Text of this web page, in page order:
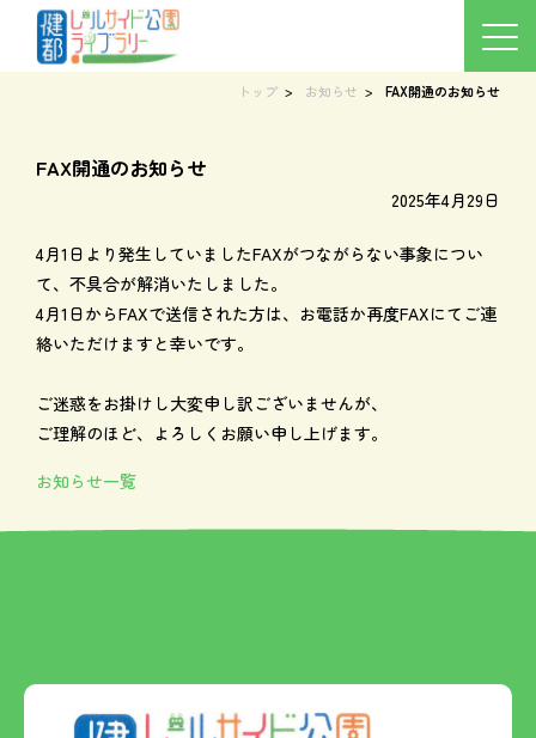
お知らせNEWS
トップ お知らせ FAX開通のお知らせ
FAX開通のお知らせ
2025年4月29日
4月1日より発生していましたFAXがつながらない事象につい
て、不具合が解消いたしました。
4月1日からFAXで送信された方は、お電話か再度FAXにてご連
絡いただけますと幸いです。
ご迷惑をお掛けし大変申し訳ございませんが、
ご理解のほど、よろしくお願い申し上げます。
お知らせ一覧